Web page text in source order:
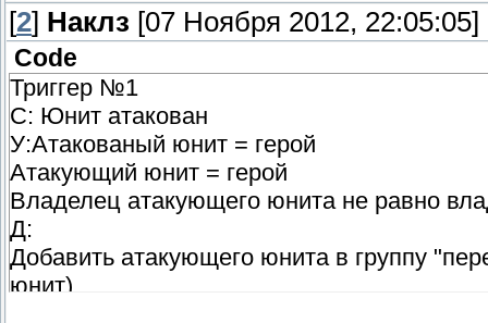
[2] Наклз [07 Ноября 2012, 22:05:05]
Code
Триггер №1
С: Юнит атакован
У:Атакованый юнит = герой
Атакующий юнит = герой
Владелец атакующего юнита не равно
Д:
Добавить атакующего юнита в группу
юнит)